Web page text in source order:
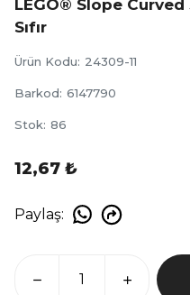
LEGO® Slope
Sıfır
Ürün Kodu: 24309-11
Barkod: 6147790
Stok: 86
12,67 ₺
Paylaş: